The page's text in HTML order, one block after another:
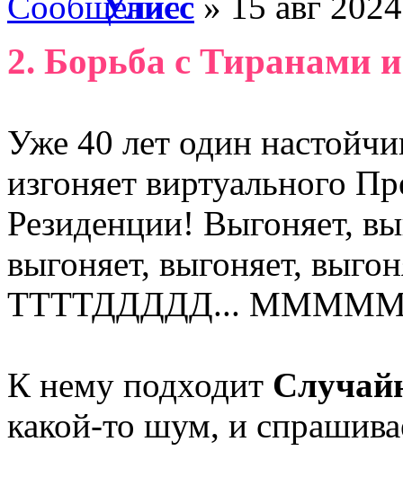
2. Борьба с Тиранами
Уже 40 лет один
изгоняет виртуального
Резиденции! Выгоняет,
выгоняет, выгоняет,
ТТТТДДДДД...
К нему подходит
какой-то шум, и